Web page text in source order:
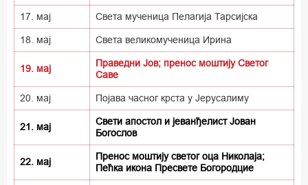
17. мај Света мученица Пелагија Тарсијска
18. мај Света великомученица Ирина
19. мај
Праведни Јов; пренос моштију Светог
Саве
20. мај Појава часног крста у Јерусалиму
21. мај
Свети апостол и јеванђелист Јован
Богослов
22. мај
Пренос моштију светог оца Николаја;
Пећка икона Пресвете Богородцие